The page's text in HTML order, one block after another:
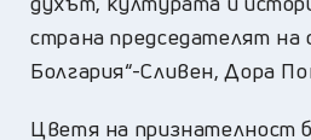
страна председателят
Болгария“-Сливен, Дора
Цветя на признателност